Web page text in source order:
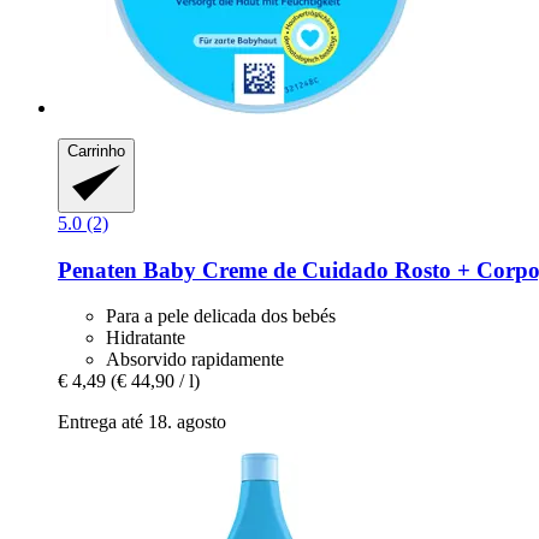
Carrinho
5.0 (2)
Penaten Baby Creme de Cuidado Rosto +
Para a pele delicada dos bebés
Hidratante
Absorvido rapidamente
€ 4,49 (€ 44,90 / l)
Entrega até 18. agosto